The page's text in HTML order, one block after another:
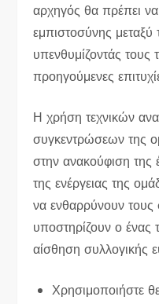
αρχηγός θα πρέπει να
εμπιστοσύνης
υπενθυμίζοντάς τους
προηγούμενες
Η χρήση τεχνικών
συγκεντρώσεων της
στην ανακούφιση της
της ενέργειας της
να ενθαρρύνουν τους
υποστηρίζουν ο ένας
αίσθηση συλλογικής
Χρησιμοποιήστε